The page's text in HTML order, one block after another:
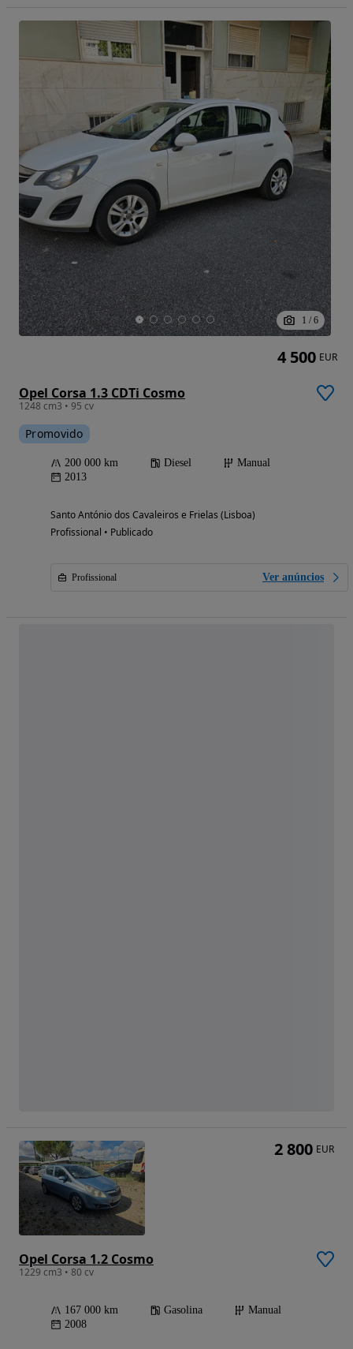
1 / 6
Opel Corsa 1.3 CDTi Cosmo
1248 cm3 • 95 cv
Promovido
200 000 km Diesel
Manual
2013
Santo António dos Cavaleiros e Frielas (Lisboa)
Profissional • Publicado
Profissional Ver anúncios
4 500 EUR
Opel Corsa 1.2 Cosmo
1229 cm3 • 80 cv
167 000 km Gasolina
Manual
2008
2 800 EUR